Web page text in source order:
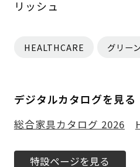
リッシュ
HEALTHCARE グリー
デジタルカタログを見る
総合家具カタログ 2026
特設ページを見る